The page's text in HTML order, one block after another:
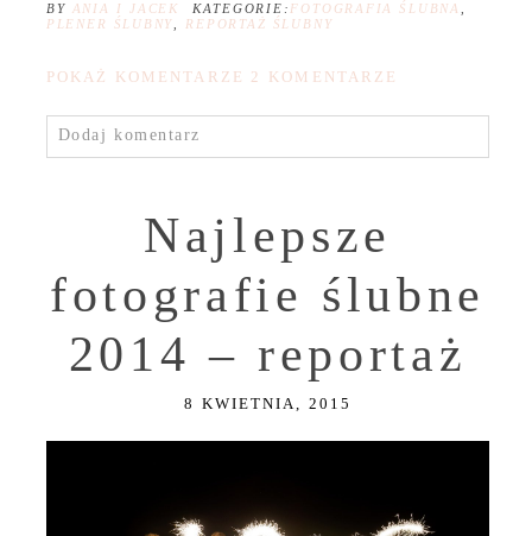
BY ANIA I JACEK KATEGORIE: FOTOGRAFIA ŚLUBNA
PLENER ŚLUBNY
REPORTAŻ ŚLUBNY
POKAŻ KOMENTARZE 2 KOMENTARZE
Dodaj komentarz
Najlepsze
fotografie ślubne
2014 – reportaż
8 KWIETNIA, 2015